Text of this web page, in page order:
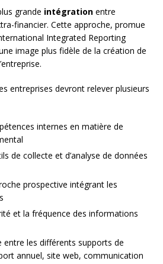
grande intégration entre
financier. Cette approche, promue
Integrated Reporting
image plus fidèle de la création de
entreprises devront relever plusieurs
internes en matière de
de collecte et d’analyse de données
prospective intégrant les
et la fréquence des informations
entre les différents supports de
annuel, site web, communication